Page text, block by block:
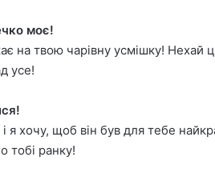
моє!
на твою чарівну усмішку!
усе!
я хочу, щоб він був для тебе
тобі ранку!